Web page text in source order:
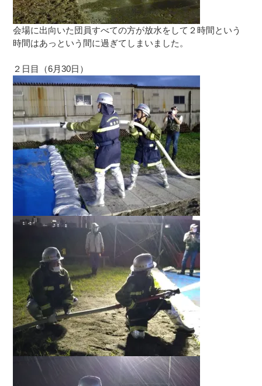
会場に出向いた団員すべての方が放水をして２時間という
時間はあっという間に過ぎてしまいました。
２日目（6月30日）